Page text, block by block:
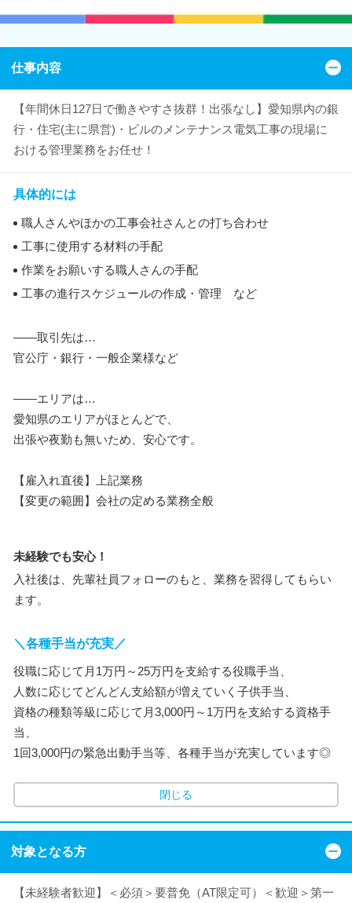
仕事内容
【年間休日127日で働きやすさ抜群！出張なし】愛知県内の銀
行・住宅(主に県営)・ビルのメンテナンス電気工事の現場に
おける管理業務をお任せ！
具体的には
職人さんやほかの工事会社さんとの打ち合わせ
工事に使用する材料の手配
作業をお願いする職人さんの手配
工事の進行スケジュールの作成・管理 など
――取引先は…
官公庁・銀行・一般企業様など
――エリアは…
愛知県のエリアがほとんどで、
出張や夜勤も無いため、安心です。
【雇入れ直後】上記業務
【変更の範囲】会社の定める業務全般
未経験でも安心！
入社後は、先輩社員フォローのもと、業務を習得してもらい
ます。
＼各種手当が充実／
役職に応じて月1万円～25万円を支給する役職手当、
人数に応じてどんどん支給額が増えていく子供手当、
資格の種類等級に応じて月3,000円～1万円を支給する資格手
当、
1回3,000円の緊急出動手当等、各種手当が充実しています◎
閉じる
対象となる方
【未経験者歓迎】＜必須＞要普免（AT限定可）＜歓迎＞第一